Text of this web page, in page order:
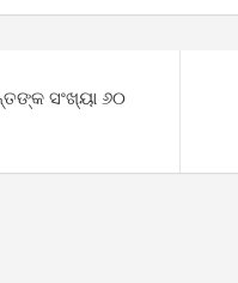
ସଂଖ୍ୟା ୬୦